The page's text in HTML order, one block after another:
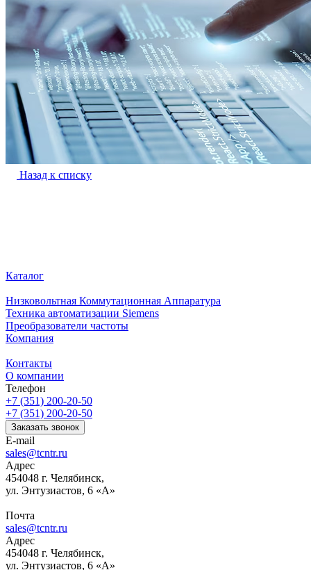
Назад к списку
Каталог
Низковольтная Коммутационная Аппаратура
Техника автоматизации Siemens
Преобразователи частоты
Компания
Контакты
О компании
Телефон
+7 (351) 200-20-50
+7 (351) 200-20-50
Заказать звонок
E-mail
sales@tcntr.ru
Адрес
454048 г. Челябинск,
ул. Энтузиастов, 6 «А»
Почта
sales@tcntr.ru
Адрес
454048 г. Челябинск,
ул. Энтузиастов, 6 «А»